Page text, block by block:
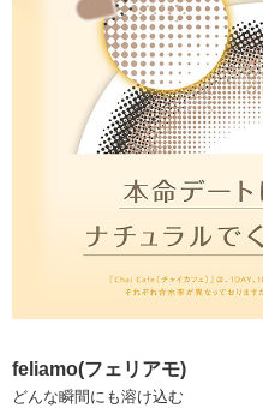
feliamo(フェリアモ)
どんな瞬間にも溶け込む